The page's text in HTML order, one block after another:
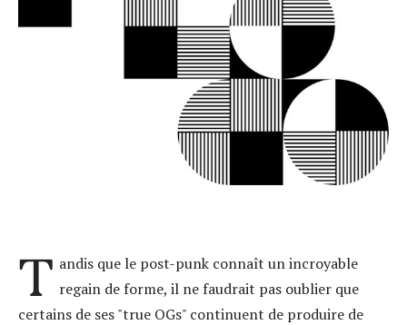
T andis que le post-punk connaît un incroyable
regain de forme, il ne faudrait pas oublier que
certains de ses "true OGs" continuent de produire de